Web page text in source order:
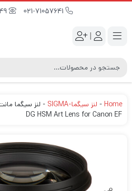
09364165449
|
Home
- لنز سیگما-SIGMA -
DG HSM Art Lens for Canon EF